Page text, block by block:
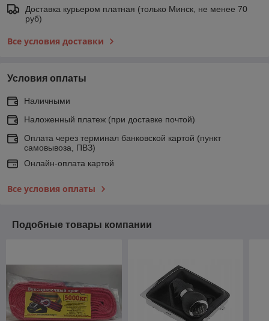
Доставка курьером платная (только Минск, не менее 70
руб)
Все условия доставки
Условия оплаты
Наличными
Наложенный платеж (при доставке почтой)
Оплата через терминал банковской картой (пункт
самовывоза, ПВЗ)
Онлайн-оплата картой
Все условия оплаты
Подобные товары компании